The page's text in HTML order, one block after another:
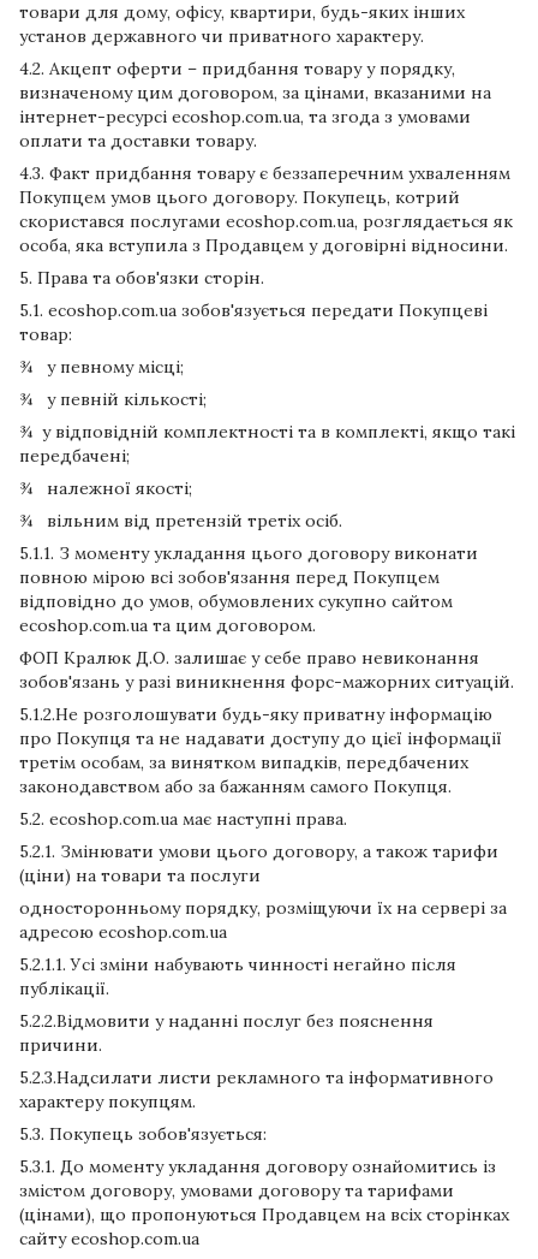
товари для дому, офісу, квартири, будь-яких інших
установ державного чи приватного характеру.
4.2. Акцепт оферти – придбання товару у порядку,
визначеному цим договором, за цінами, вказаними на
інтернет-ресурсі ecoshop.com.ua, та згода з умовами
оплати та доставки товару.
4.3. Факт придбання товару є беззаперечним ухваленням
Покупцем умов цього договору. Покупець, котрий
скористався послугами ecoshop.com.ua, розглядається як
особа, яка вступила з Продавцем у договірні відносини.
5. Права та обов'язки сторін.
5.1. ecoshop.com.ua зобов'язується передати Покупцеві
товар:
¾ у певному місці;
¾ у певній кількості;
¾ у відповідній комплектності та в комплекті, якщо такі
передбачені;
¾ належної якості;
¾ вільним від претензій третіх осіб.
5.1.1. З моменту укладання цього договору виконати
повною мірою всі зобов'язання перед Покупцем
відповідно до умов, обумовлених сукупно сайтом
ecoshop.com.ua та цим договором.
ФОП Кралюк Д.О. залишає у себе право невиконання
зобов'язань у разі виникнення форс-мажорних ситуацій.
5.1.2.Не розголошувати будь-яку приватну інформацію
про Покупця та не надавати доступу до цієї інформації
третім особам, за винятком випадків, передбачених
законодавством або за бажанням самого Покупця.
5.2. ecoshop.com.ua має наступні права.
5.2.1. Змінювати умови цього договору, а також тарифи
(ціни) на товари та послуги
односторонньому порядку, розміщуючи їх на сервері за
адресою ecoshop.com.ua
5.2.1.1. Усі зміни набувають чинності негайно після
публікації.
5.2.2.Відмовити у наданні послуг без пояснення
причини.
5.2.3.Надсилати листи рекламного та інформативного
характеру покупцям.
5.3. Покупець зобов'язується:
5.3.1. До моменту укладання договору ознайомитись із
змістом договору, умовами договору та тарифами
(цінами), що пропонуються Продавцем на всіх сторінках
сайту ecoshop.com.ua